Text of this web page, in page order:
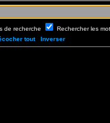
de recherche
Rechercher les
tout Inverser